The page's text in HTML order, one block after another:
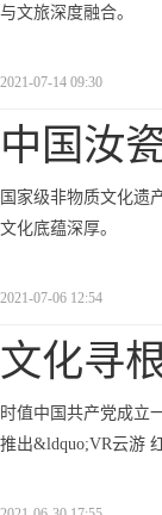
与文旅深度融合。
2021-07-14 09:30
中国汝
国家级非物质文化遗
文化底蕴深厚。
2021-07-06 12:54
文化寻
时值中国共产党成立
推出&ldquo;VR云游